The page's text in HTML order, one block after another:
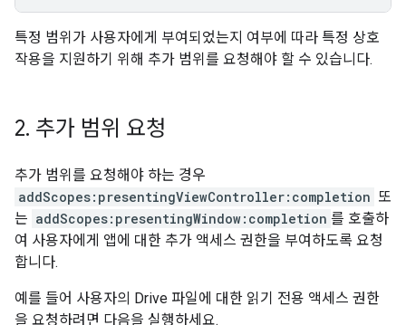
특정 범위가 사용자에게 부여되었는지 여부에 따라 특정 상호
작용을 지원하기 위해 추가 범위를 요청해야 할 수 있습니다.
2. 추가 범위 요청
추가 범위를 요청해야 하는 경우
addScopes:presentingViewController:completion 또
는 addScopes:presentingWindow:completion 를 호출하
여 사용자에게 앱에 대한 추가 액세스 권한을 부여하도록 요청
합니다.
예를 들어 사용자의 Drive 파일에 대한 읽기 전용 액세스 권한
을 요청하려면 다음을 실행하세요.